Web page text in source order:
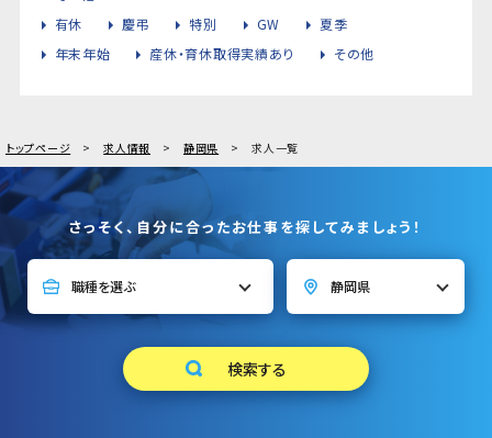
有休
慶弔 特別 GW
夏季
年末年始
産休・育休取得実績あり その他
トップページ 求人情報 静岡県 求人一覧
さっそく、自分に合ったお仕事を探してみましょう！